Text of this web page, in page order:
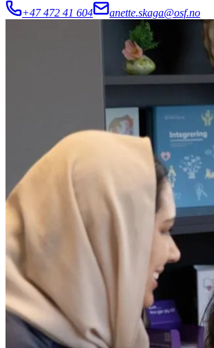
+47 472 41 604
anette.skaga@osf.no